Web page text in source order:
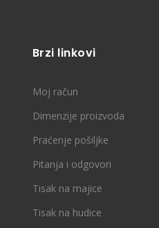
Brzi linkovi
Moj račun
Dimenzije proizvoda
Praćenje pošiljke
Pitanja i odgovori
Tisak na majice
Tisak na hudice